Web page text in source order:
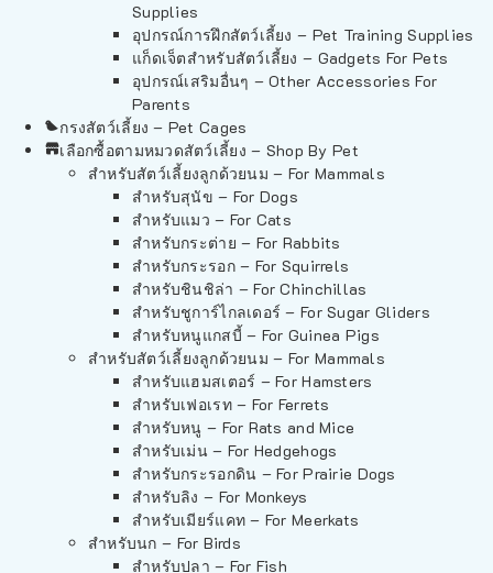
Supplies
อุปกรณ์การฝึกสัตว์เลี้ยง – Pet Training Supplies
แก็ดเจ็ตสำหรับสัตว์เลี้ยง – Gadgets For Pets
อุปกรณ์เสริมอื่นๆ – Other Accessories For
Parents
กรงสัตว์เลี้ยง – Pet Cages
เลือกซื้อตามหมวดสัตว์เลี้ยง – Shop By Pet
สำหรับสัตว์เลี้ยงลูกด้วยนม – For Mammals
สำหรับสุนัข – For Dogs
สำหรับแมว – For Cats
สำหรับกระต่าย – For Rabbits
สำหรับกระรอก – For Squirrels
สำหรับชินชิล่า – For Chinchillas
สำหรับชูการ์ไกลเดอร์ – For Sugar Gliders
สำหรับหนูแกสบี้ – For Guinea Pigs
สำหรับสัตว์เลี้ยงลูกด้วยนม – For Mammals
สำหรับแฮมสเตอร์ – For Hamsters
สำหรับเฟอเรท – For Ferrets
สำหรับหนู – For Rats and Mice
สำหรับเม่น – For Hedgehogs
สำหรับกระรอกดิน – For Prairie Dogs
สำหรับลิง – For Monkeys
สำหรับเมียร์แคท – For Meerkats
สำหรับนก – For Birds
สำหรับปลา – For Fish